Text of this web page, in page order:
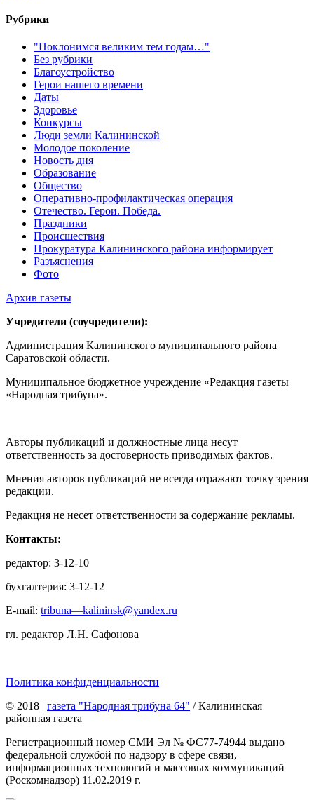
Рубрики
"Поклонимся великим тем годам…"
Без рубрики
Благоустройство
Герои нашего времени
Даты
Здоровье
Конкурсы
Люди земли Калининской
Молодое поколение
Новость дня
Образование
Общество
Оперативно-профилактическая операция
Отечество. Герои. Победа.
Праздники
Происшествия
Прокуратура Калининского района информирует
Разъяснения
Фото
Архив газеты
Учредители (соучредители):
Администрация Калининского муниципального района
Саратовской области.
Муниципальное бюджетное учреждение «Редакция газеты
«Народная трибуна».
Авторы публикаций и должностные лица несут
ответственность за достоверность приводимых фактов.
Мнения авторов публикаций не всегда отражают точку зрения
редакции.
Редакция не несет ответственности за содержание рекламы.
Контакты:
редактор: 3-12-10
бухгалтерия: 3-12-12
E-mail: tribuna—kalininsk@yandex.ru
гл. редактор Л.Н. Сафонова
Политика конфиденциальности
© 2018 | газета "Народная трибуна 64" / Калининская
районная газета
Регистрационный номер СМИ Эл № ФС77-74944 выдано
федеральной службой по надзору в сфере связи,
информационных технологий и массовых коммуникаций
(Роскомнадзор) 11.02.2019 г.